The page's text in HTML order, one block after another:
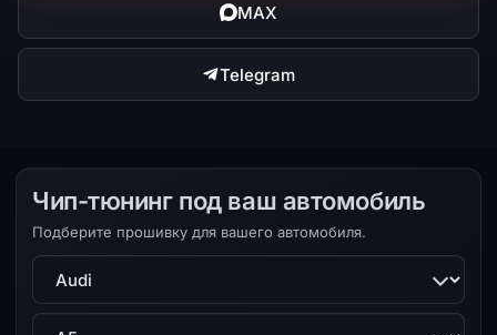
MAX
Telegram
Чип-тюнинг под ваш автомобиль
Подберите прошивку для вашего автомобиля.
Марка
Модель